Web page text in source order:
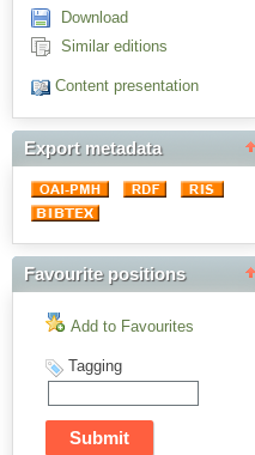
Download
Similar editions
Content presentation
Export metadata
Favourite positions
Add to Favourites
Tagging